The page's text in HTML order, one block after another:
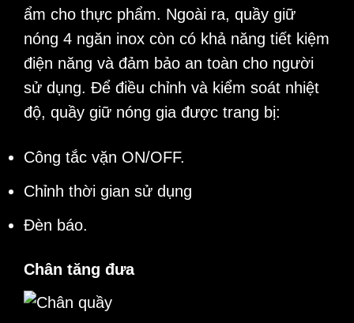
ẩm cho thực phẩm. Ngoài ra, quầy giữ
nóng 4 ngăn inox còn có khả năng tiết kiệm
điện năng và đảm bảo an toàn cho người
sử dụng. Để điều chỉnh và kiểm soát nhiệt
độ, quầy giữ nóng gia được trang bị:
Công tắc vặn ON/OFF.
Chỉnh thời gian sử dụng
Đèn báo.
Chân tăng đưa